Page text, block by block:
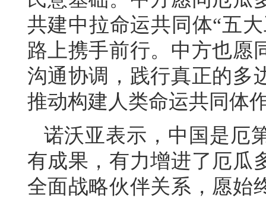
共建中拉命运共同体“五
路上携手前行。中方也愿
沟通协调，践行真正的多
推动构建人类命运共同体
诺沃亚表示，中国是厄
有成果，有力增进了厄瓜
全面战略伙伴关系，愿始